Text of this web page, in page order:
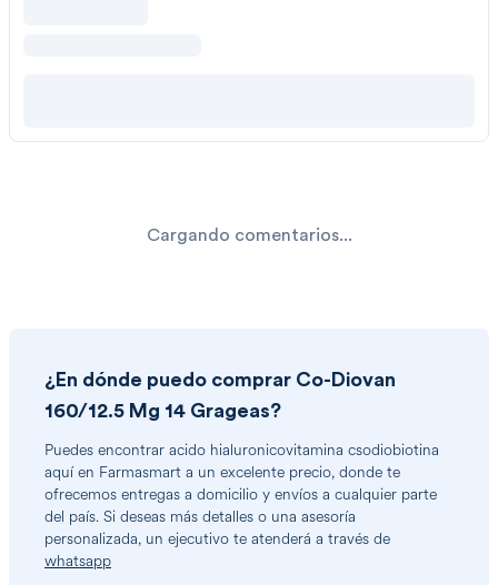
Cargando comentarios...
¿En dónde puedo comprar Co-Diovan
160/12.5 Mg 14 Grageas?
Puedes encontrar acido hialuronicovitamina csodiobiotina
aquí en Farmasmart a un excelente precio, donde te
ofrecemos entregas a domicilio y envíos a cualquier parte
del país. Si deseas más detalles o una asesoría
personalizada, un ejecutivo te atenderá a través de
whatsapp